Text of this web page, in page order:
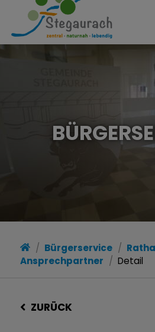
Bürgerservice
Ansprechpartner
Detail
ZURÜCK